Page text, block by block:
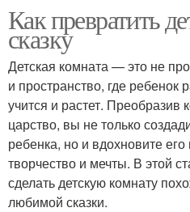
Как превратить
сказку
Детская комната — это не
и пространство, где
учится и растет. Преобразив
царство, вы не только
ребенка, но и вдохновите
творчество и мечты. В этой
сделать детскую комнату
любимой сказки.